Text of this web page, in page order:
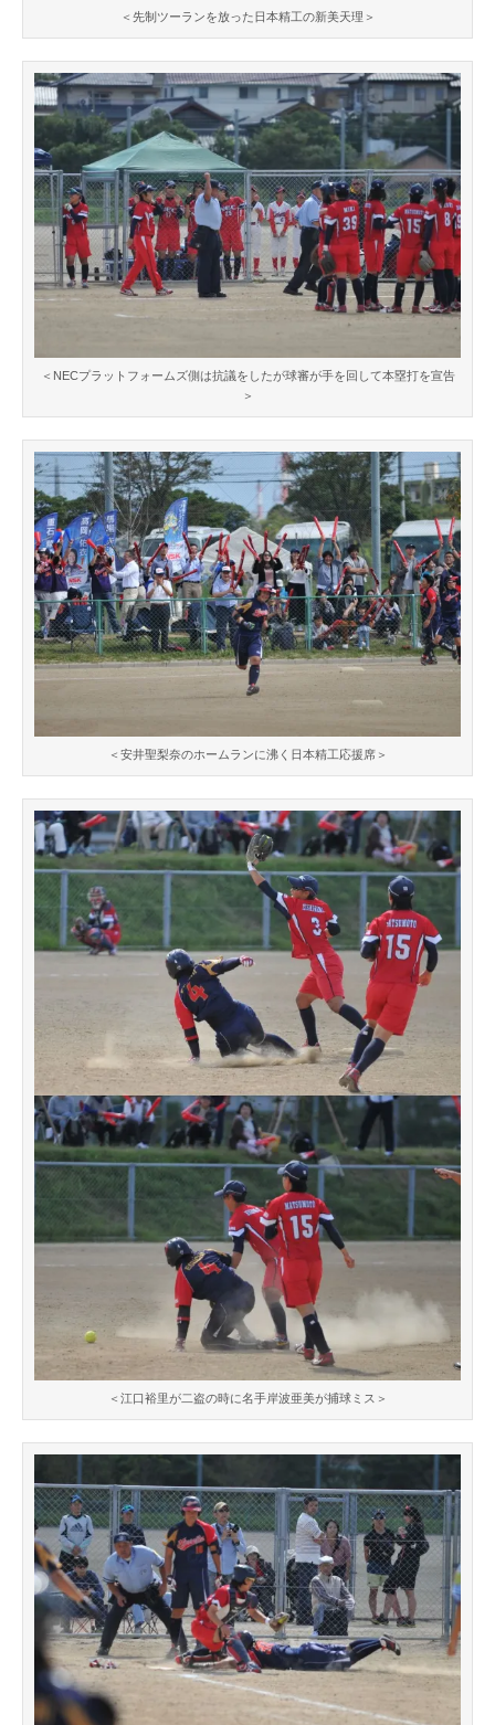
＜先制ツーランを放った日本精工の新美天理＞
＜NECプラットフォームズ側は抗議をしたが球審が手を回して本塁打を宣告
＞
＜安井聖梨奈のホームランに沸く日本精工応援席＞
＜江口裕里が二盗の時に名手岸波亜美が捕球ミス＞